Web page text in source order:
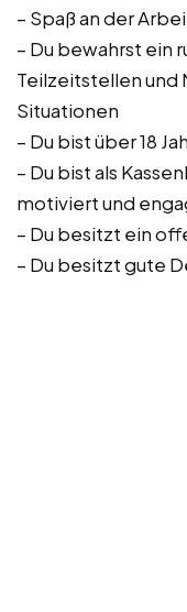
– Spaß an der
– Du bewahrst ein
Teilzeitstellen und
Situationen
– Du bist über 18
– Du bist als
motiviert und
– Du besitzt ein
– Du besitzt gute